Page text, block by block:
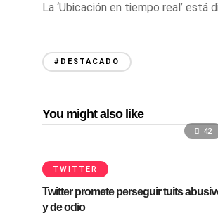
La ‘Ubicación en tiempo real’ está
#DESTACADO
You might also like
42
TWITTER
Twitter promete perseguir tuits
y de odio